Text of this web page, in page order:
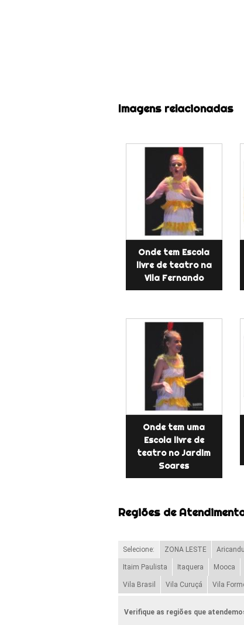
Imagens relacionadas
Onde tem Escola
livre de teatro na
Vila Fernando
Onde tem uma
Escola livre de
teatro no Jardim
Soares
Regiões de
Selecione: ZONA LESTE
Itaim Paulista Itaquera Mooca
Vila Brasil Vila Curuçá Vila
Verifique as regiões que